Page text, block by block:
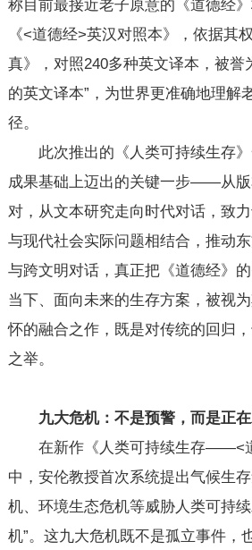
称目前最接近老子原意的《道德经
《<道德经>英汉对照本》，依据其
真》，对照240多种英文译本，被誉
的英文译本”，为世界更准确地理解
径。
此次推出的《人类可持续生存》
成果基础上迈出的关键一步——从
对，从文本研究走向时代对话，致
与现代社会实际问题相结合，推动
与跨文明对话，真正把《道德经》
当下、面向未来的生存方案，被视
怀的融合之作，既是对传统的回归
之举。
九大危机：不是预警，而是正
在新作《人类可持续生存——<道
中，安伦教授首次系统提出气候生
机、环境生态危机等威胁人类可持
机”。这九大危机既不是孤立事件，